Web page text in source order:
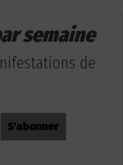
semaine
de